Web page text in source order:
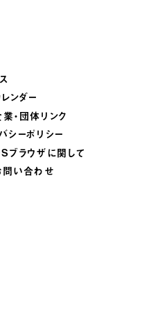
ンダー
・団体リンク
シーポリシー
ブラウザに関して
い合わせ